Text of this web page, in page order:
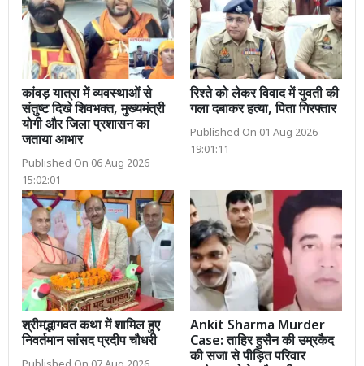
कांवड़ यात्रा में व्यवस्थाओं से
संतुष्ट दिखे शिवभक्त, मुख्यमंत्री
योगी और जिला प्रशासन का
जताया आभार
Published On 06 Aug 2026
15:02:01
रिश्ते को लेकर विवाद में युवती की
गला दबाकर हत्या, पिता गिरफ्तार
Published On 01 Aug 2026
19:01:11
श्रीमद्भागवत कथा में शामिल हुए
निवर्तमान सांसद प्रदीप चौधरी
Ankit Sharma Murder
Case: ताहिर हुसैन की उम्रकैद
की सजा से पीड़ित परिवार